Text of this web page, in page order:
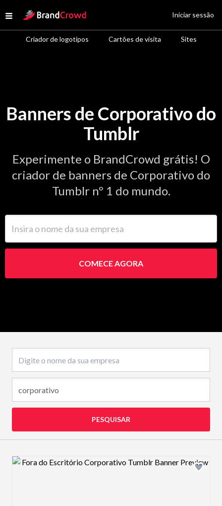
Open menu
Site Logo
Criador de logotipos Cartões de visita Sites
Iniciar sessão
Banners de Corporativo do
Tumblr
Experimente o BrandCrowd grátis! O
criador de banners de Corporativo do
Tumblr nº 1 do mundo.
COMECE AGORA
PESQUISAR
Design preview image